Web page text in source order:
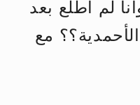
لم أطلع بعد
مع